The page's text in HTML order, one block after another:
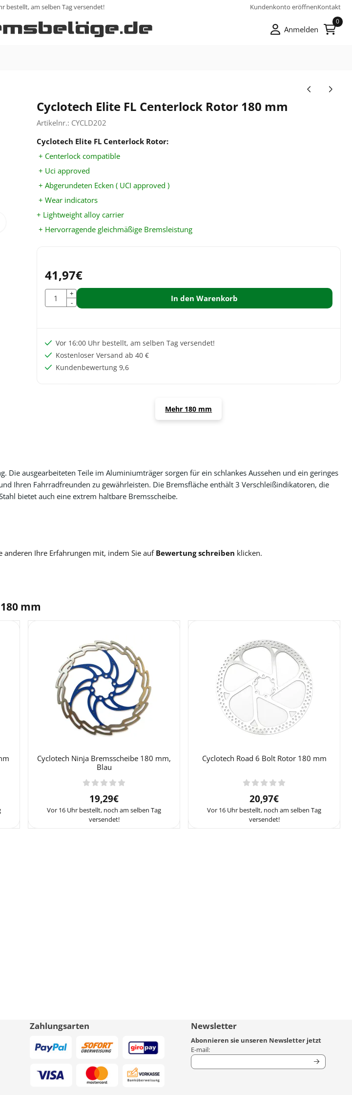
bestellt, am selben Tag versendet! Kundenkonto eröffnenKontakt
Anmelden
0
Cyclotech Elite FL Centerlock Rotor 180 mm
Artikelnr.: CYCLD202
Cyclotech Elite FL Centerlock Rotor:
+ Centerlock compatible
+ Uci approved
+ Abgerundeten Ecken ( UCI approved )
+ Wear indicators
+ Lightweight alloy carrier
+ Hervorragende gleichmäßige Bremsleistung
41,97€
Anzahl
+
-
In den Warenkorb
Vor 16:00 Uhr bestellt, am selben Tag versendet!
Kostenloser Versand ab 40 €
Kundenbewertung 9,6
Mehr 180 mm
Die ausgearbeiteten Teile im Aluminiumträger sorgen für ein schlankes Aussehen und ein geringes
Ihren Fahrradfreunden zu gewährleisten. Die Bremsfläche enthält 3 Verschleißindikatoren, die
bietet auch eine extrem haltbare Bremsscheibe.
anderen Ihre Erfahrungen mit, indem Sie auf Bewertung schreiben klicken.
mm
Cyclotech Ninja Bremsscheibe 180 mm,
Blau
Preis: 19,29
19,29€
Vor 16 Uhr bestellt, noch am selben Tag
versendet!
Cyclotech Road 6 Bolt Rotor 180 mm
Preis: 20,97
20,97€
Vor 16 Uhr bestellt, noch am selben Tag
versendet!
Zahlungsarten Newsletter
Abonnieren sie unseren Newsletter jetzt
E-mail:Geben Sie Ihre E-Mail-Adresse für den